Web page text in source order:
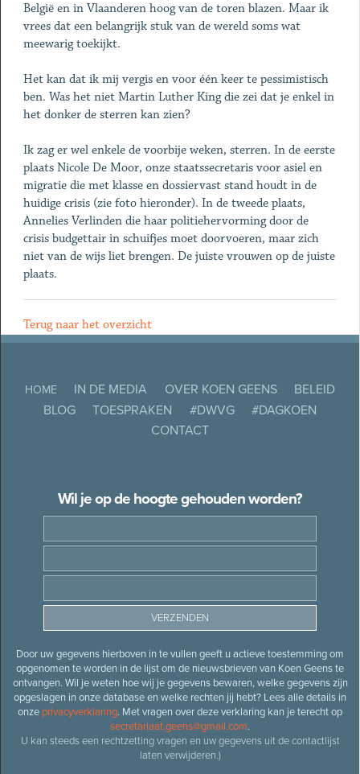
België en in Vlaanderen hoog van de toren blazen. Maar ik
vrees dat een belangrijk stuk van de wereld soms wat
meewarig toekijkt.
Het kan dat ik mij vergis en voor één keer te pessimistisch
ben. Was het niet Martin Luther King die zei dat je enkel in
het donker de sterren kan zien?
Ik zag er wel enkele de voorbije weken, sterren. In de eerste
plaats Nicole De Moor, onze staatssecretaris voor asiel en
migratie die met klasse en dossiervast stand houdt in de
huidige crisis (zie foto hieronder). In de tweede plaats,
Annelies Verlinden die haar politiehervorming door de
crisis budgettair in schuifjes moet doorvoeren, maar zich
niet van de wijs liet brengen. De juiste vrouwen op de juiste
plaats.
Terug naar het overzicht
HOME IN DE MEDIA OVER KOEN GEENS
BELEID
BLOG
TOESPRAKEN #DWVG
#DAGKOEN
CONTACT
Wil je op de hoogte gehouden worden?
Door uw gegevens hierboven in te vullen geeft u actieve toestemming om
opgenomen te worden in de lijst om de nieuwsbrieven van Koen Geens te
ontvangen. Wil je weten hoe wij je gegevens bewaren, welke gegevens zijn
opgeslagen in onze database en welke rechten jij hebt? Lees alle details in
onze privacyverklaring. Met vragen over deze verklaring kan je terecht op
secretariaat.geens@gmail.com.
U kan steeds een rechtzetting vragen en uw gegevens uit de contactlijst
laten verwijderen.)